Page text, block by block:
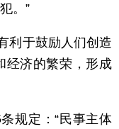
。”
于鼓励人们创造
经济的繁荣，形成
规定：“民事主体